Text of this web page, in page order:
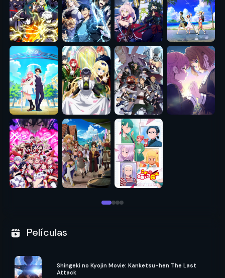
Películas
Shingeki no Kyojin Movie: Kanketsu-hen The Last
Attack